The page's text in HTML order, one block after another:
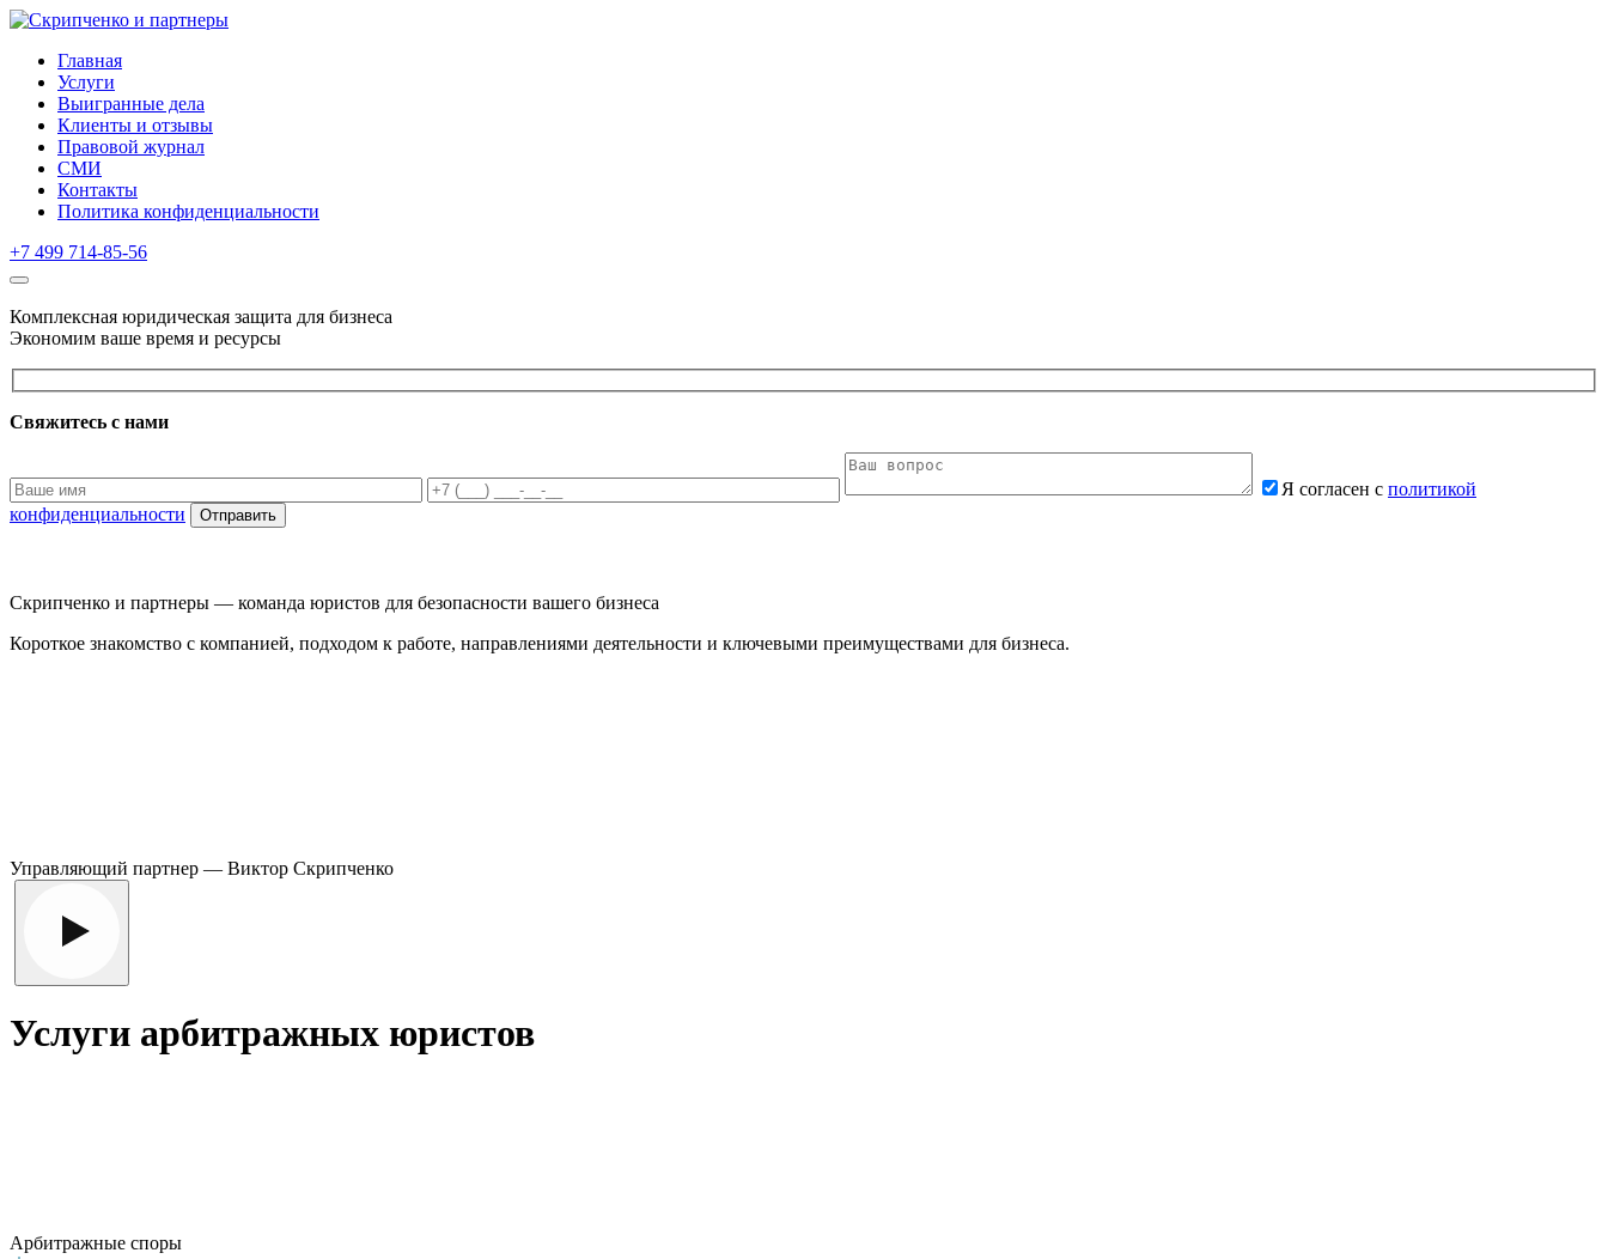
Главная
Услуги
Выигранные дела
Клиенты и отзывы
Правовой журнал
СМИ
Контакты
Политика конфиденциальности
+7 499 714-85-56
Комплексная юридическая защита для бизнеса
Экономим ваше время и ресурсы
Свяжитесь с нами
Я согласен с политикой
конфиденциальности
Скрипченко и партнеры — команда юристов для безопасности вашего бизнеса
Короткое знакомство с компанией, подходом к работе, направлениями деятельности и ключевыми преимуществами для бизнеса.
Управляющий партнер — Виктор Скрипченко
Услуги арбитражных юристов
Арбитражные споры